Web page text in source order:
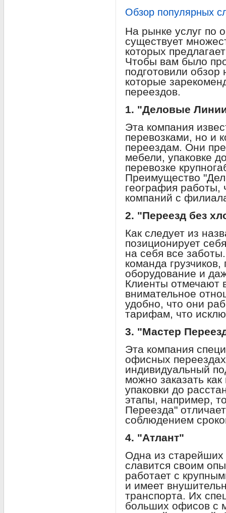
Обзор популярных
На рынке услуг по
существует
которых
Чтобы вам было
подготовили обзор
которые
переездов.
1. "Деловые
Эта компания
перевозками, но и
переездам. Они
мебели, упаковке
перевозке
Преимущество
география работы,
компаний с
2. "Переезд без
Как следует из
позиционирует
на себя все
команда
оборудование и
Клиенты отмечают
внимательное
удобно, что они
тарифам, что
3. "Мастер
Эта компания
офисных
индивидуальный
можно заказать
упаковки до
этапы, например,
Переезда"
соблюдением
4. "Атлант"
Одна из старейших
славится своим
работает с
и имеет
транспорта. Их
больших офисов с